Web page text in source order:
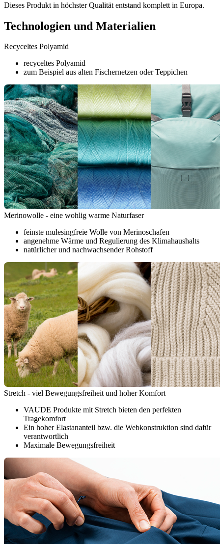
Dieses Produkt in höchster Qualität entstand komplett in Europa.
Technologien und Materialien
Recyceltes Polyamid
recyceltes Polyamid
zum Beispiel aus alten Fischernetzen oder Teppichen
Merinowolle - eine wohlig warme Naturfaser
feinste mulesingfreie Wolle von Merinoschafen
angenehme Wärme und Regulierung des Klimahaushalts
natürlicher und nachwachsender Rohstoff
Stretch - viel Bewegungsfreiheit und hoher Komfort
VAUDE Produkte mit Stretch bieten den perfekten
Tragekomfort
Ein hoher Elastananteil bzw. die Webkonstruktion sind dafür
verantwortlich
Maximale Bewegungsfreiheit